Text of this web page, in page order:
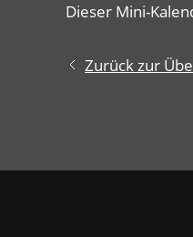
Dieser Mini-
Zurück zur